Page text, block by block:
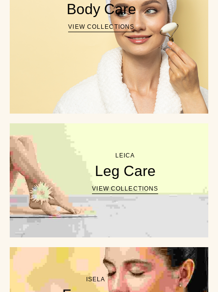
Body Care
VIEW COLLECTIONS
LEICA
Leg Care
VIEW COLLECTIONS
ISELA